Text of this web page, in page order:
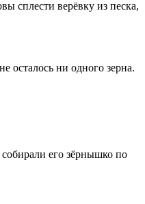
сплести верёвку из песка,
осталось ни одного зерна.
его зёрнышко по